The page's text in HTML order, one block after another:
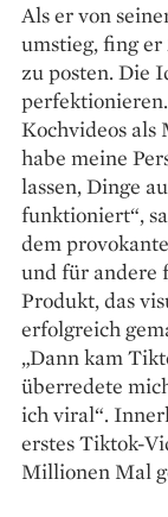
Als er von
umstieg, fing er
zu posten. Die
Kochvideos als
habe meine
lassen, Dinge
funktioniert“,
dem
und für andere
Produkt, das
erfolgreich
„Dann kam
überredete
ich viral“.
erstes Tiktok-
Millionen Mal